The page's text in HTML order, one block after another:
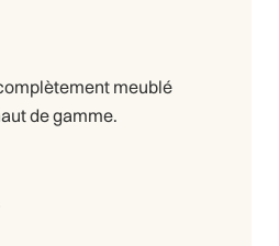
meublé
de gamme.